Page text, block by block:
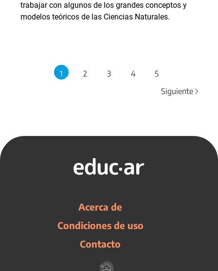
trabajar con algunos de los grandes conceptos y
modelos teóricos de las Ciencias Naturales.
1 2 3 4
5
Siguiente
Acerca de
Condiciones de uso
Contacto